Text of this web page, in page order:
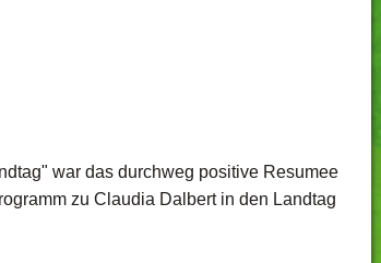
war das durchweg positive Resumee
zu Claudia Dalbert in den Landtag